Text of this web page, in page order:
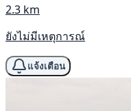
2.3 km
ยังไม่มีเหตุการณ์
แจ้งเตือน